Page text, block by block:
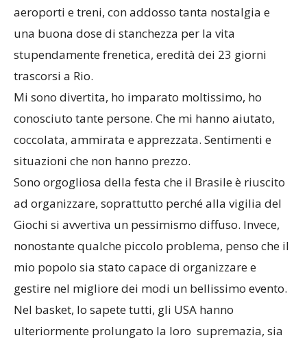
aeroporti e treni, con addosso tanta nostalgia e
una buona dose di stanchezza per la vita
stupendamente frenetica, eredità dei 23 giorni
trascorsi a Rio.
Mi sono divertita, ho imparato moltissimo, ho
conosciuto tante persone. Che mi hanno aiutato,
coccolata, ammirata e apprezzata. Sentimenti e
situazioni che non hanno prezzo.
Sono orgogliosa della festa che il Brasile è riuscito
ad organizzare, soprattutto perché alla vigilia del
Giochi si avvertiva un pessimismo diffuso. Invece,
nonostante qualche piccolo problema, penso che il
mio popolo sia stato capace di organizzare e
gestire nel migliore dei modi un bellissimo evento.
Nel basket, lo sapete tutti, gli USA hanno
ulteriormente prolungato la loro supremazia, sia